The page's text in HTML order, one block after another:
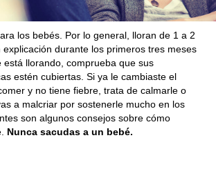
los bebés. Por lo general, lloran de 1 a 2
durante los primeros tres meses
está llorando, comprueba que sus
estén cubiertas. Si ya le cambiaste el
y no tiene fiebre, trata de calmarle o
a malcriar por sostenerle mucho en los
son algunos consejos sobre cómo
Nunca sacudas a un bebé.